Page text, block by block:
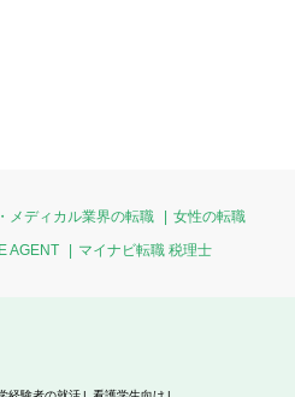
メディカル業界の転職
女性の転職
AGENT
マイナビ転職 税理士